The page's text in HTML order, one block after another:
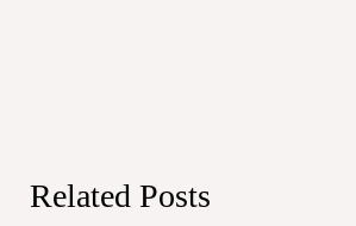
Related Posts